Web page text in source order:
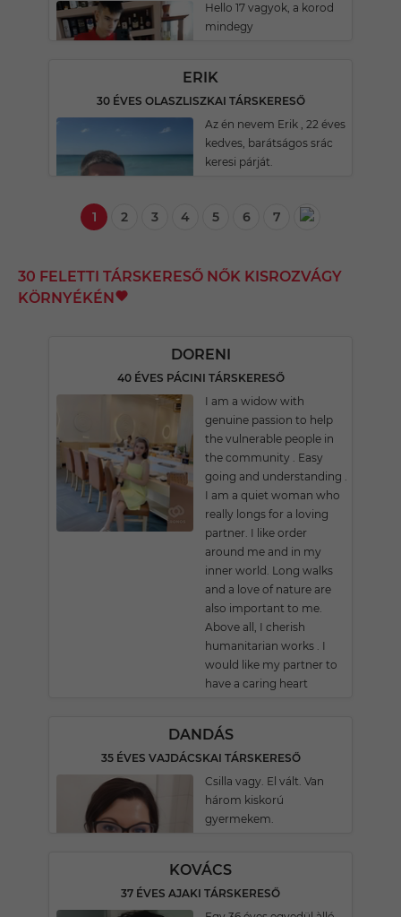
Hello 17 vagyok, a korod
mindegy
ERIK
30 ÉVES OLASZLISZKAI TÁRSKERESŐ
Az én nevem Erik , 22 éves
kedves, barátságos srác
keresi párját.
1 2 3 4 5 6 7
30 FELETTI TÁRSKERESŐ NŐK KISROZVÁGY
KÖRNYÉKÉN
DORENI
40 ÉVES PÁCINI TÁRSKERESŐ
I am a widow with
genuine passion to help
the vulnerable people in
the community . Easy
going and understanding .
I am a quiet woman who
really longs for a loving
partner. I like order
around me and in my
inner world. Long walks
and a love of nature are
also important to me.
Above all, I cherish
humanitarian works . I
would like my partner to
have a caring heart
DANDÁS
35 ÉVES VAJDÁCSKAI TÁRSKERESŐ
Csilla vagy. El vált. Van
három kiskorú
gyermekem.
KOVÁCS
37 ÉVES AJAKI TÁRSKERESŐ